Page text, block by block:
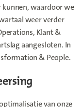
kunnen, waardoor we
weer verder
Klant &
aangesloten. In
& People.
van onze